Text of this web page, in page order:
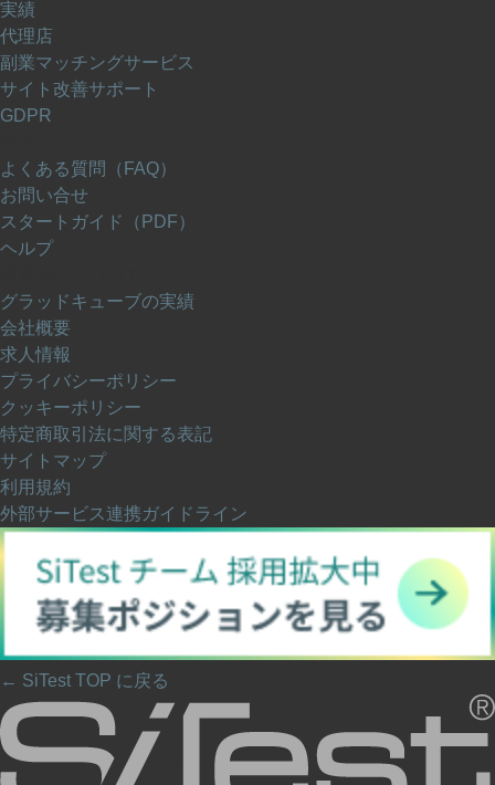
実績
代理店
副業マッチングサービス
サイト改善サポート
GDPR
よくある質問（FAQ）
お問い合せ
スタートガイド（PDF）
ヘルプ
グラッドキューブの実績
会社概要
求人情報
プライバシーポリシー
クッキーポリシー
特定商取引法に関する表記
サイトマップ
利用規約
外部サービス連携ガイドライン
← SiTest TOP に戻る